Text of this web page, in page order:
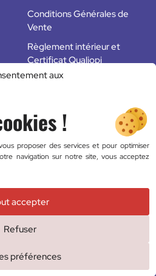
aux
!
proposer des services et pour optimiser
navigation sur notre site, vous acceptez
accepter
Refuser
préférences
Conditions Générales de
Vente
Règlement intérieur et
Certificat Qualiopi
— Conception :